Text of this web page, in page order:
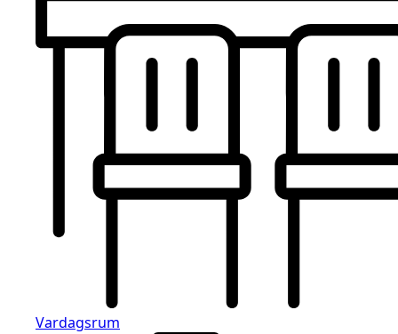
Vardagsrum